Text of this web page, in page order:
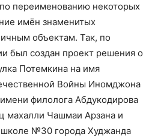
переименованию некоторых
имён знаменитых
объектам. Так, по
был создан проект решения о
Потемкина на имя
Войны Иномджона
филолога Абдукодирова
махалли Чашмаи Арзана и
№30 города Худжанда